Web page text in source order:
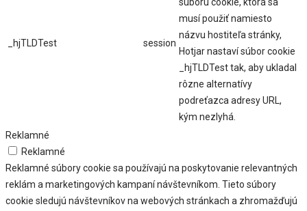
_hjTLDTest session
súboru cookie, ktorá sa
musí použiť namiesto
názvu hostiteľa stránky,
Hotjar nastaví súbor cookie
_hjTLDTest tak, aby ukladal
rôzne alternatívy
podreťazca adresy URL,
kým nezlyhá.
Reklamné
Reklamné
Reklamné súbory cookie sa používajú na poskytovanie relevantných
reklám a marketingových kampaní návštevníkom. Tieto súbory
cookie sledujú návštevníkov na webových stránkach a zhromažďujú